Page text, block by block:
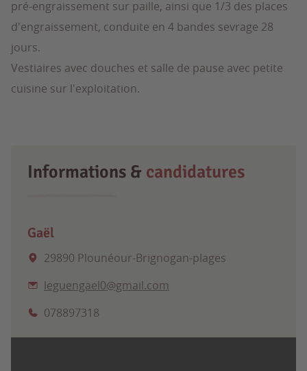
pré-engraissement sur paille, ainsi que 1/3 des places
d'engraissement, conduite en 4 bandes sevrage 28
jours.
Vestiaires avec douches et salle de pause avec petite
cuisine sur l'exploitation.
Informations & candidatures
Gaël
29890 Plounéour-Brignogan-plages
leguengael0@gmail.com
078897318